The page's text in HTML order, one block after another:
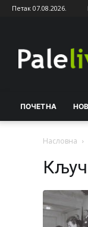
Петак 07.08.2026.
ПОЧЕТНА
Насловна